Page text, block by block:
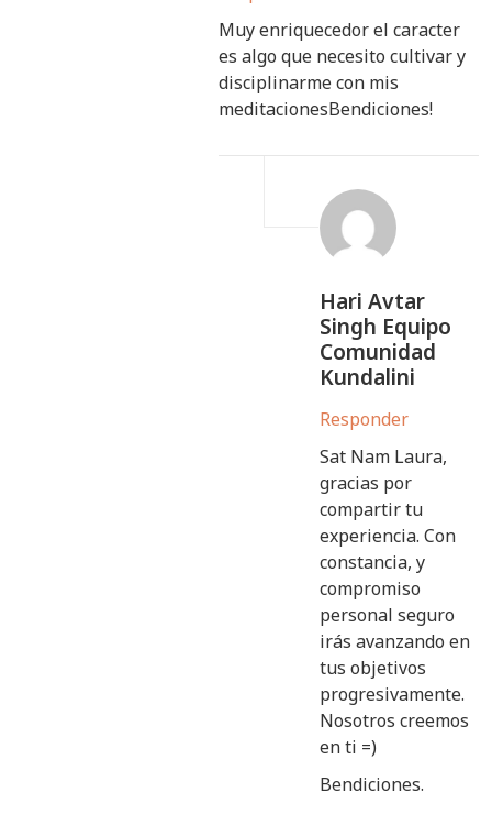
Muy enriquecedor el caracter
es algo que necesito cultivar y
disciplinarme con mis
meditacionesBendiciones!
Hari Avtar
Singh Equipo
Comunidad
Kundalini
Responder
Sat Nam Laura,
gracias por
compartir tu
experiencia. Con
constancia, y
compromiso
personal seguro
irás avanzando en
tus objetivos
progresivamente.
Nosotros creemos
en ti =)
Bendiciones.